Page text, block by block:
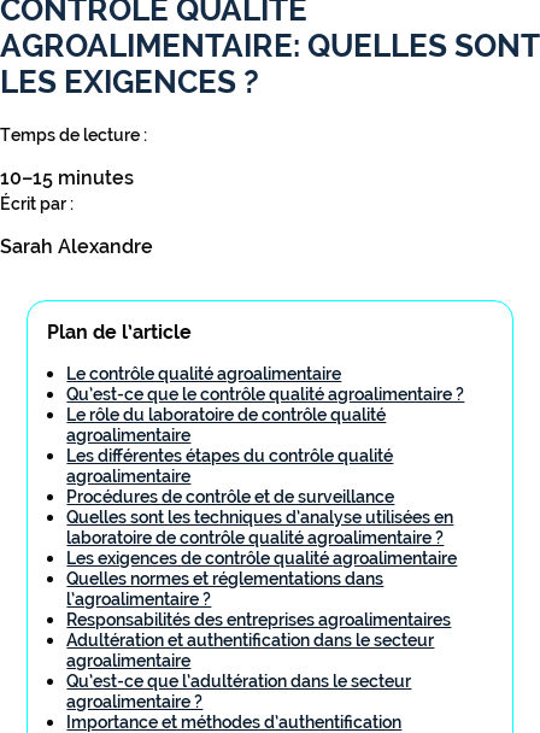
CONTRÔLE QUALITÉ
AGROALIMENTAIRE: QUELLES SONT
LES EXIGENCES ?
Temps de lecture :
10–15 minutes
Écrit par :
Sarah Alexandre
Plan de l’article
Le contrôle qualité agroalimentaire
Qu’est-ce que le contrôle qualité agroalimentaire ?
Le rôle du laboratoire de contrôle qualité
agroalimentaire
Les différentes étapes du contrôle qualité
agroalimentaire
Procédures de contrôle et de surveillance
Quelles sont les techniques d’analyse utilisées en
laboratoire de contrôle qualité agroalimentaire ?
Les exigences de contrôle qualité agroalimentaire
Quelles normes et réglementations dans
l’agroalimentaire ?
Responsabilités des entreprises agroalimentaires
Adultération et authentification dans le secteur
agroalimentaire
Qu’est-ce que l’adultération dans le secteur
agroalimentaire ?
Importance et méthodes d’authentification